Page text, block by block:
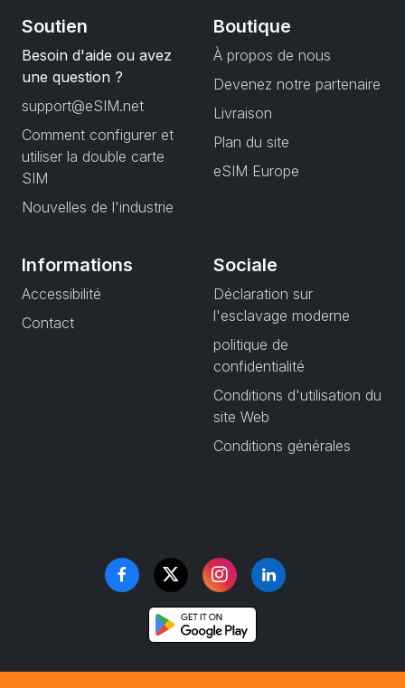
Soutien
Besoin d'aide ou avez
une question ?
support@eSIM.net
Comment configurer et
utiliser la double carte
SIM
Nouvelles de l'industrie
Boutique
À propos de nous
Devenez notre partenaire
Livraison
Plan du site
eSIM Europe
Informations
Accessibilité
Contact
Sociale
Déclaration sur
l'esclavage moderne
politique de
confidentialité
Conditions d'utilisation du
site Web
Conditions générales